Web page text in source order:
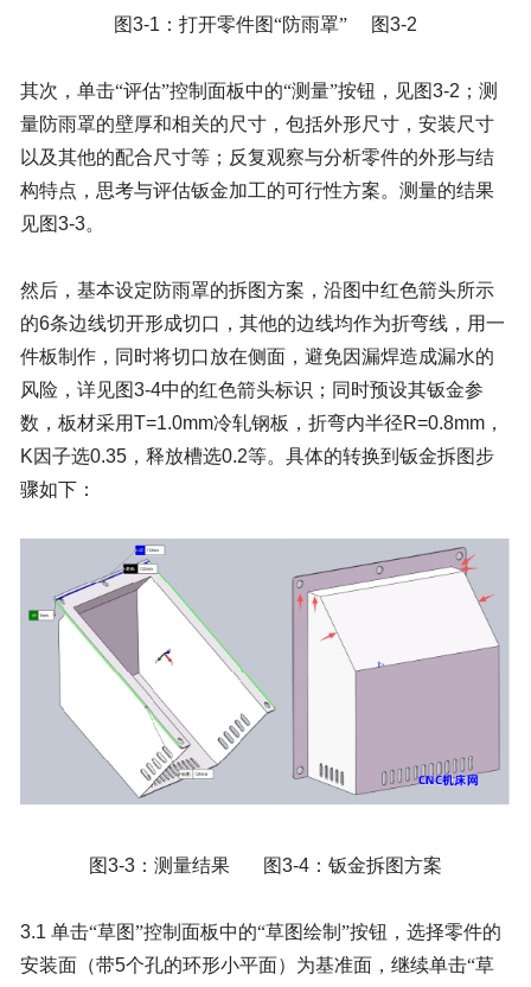
图3-1 ：打开零件图“防雨罩” 图3-2
其次，单击“评估”控制面板中的“测量”按钮，见图3-2 ；测
量防雨罩的壁厚和相关的尺寸，包括外形尺寸，安装尺寸
以及其他的配合尺寸等；反复观察与分析零件的外形与结
构特点，思考与评估钣金加工的可行性方案。测量的结果
见图3-3。
然后，基本设定防雨罩的拆图方案，沿图中红色箭头所示
的6条边线切开形成切口，其他的边线均作为折弯线，用一
件板制作，同时将切口放在侧面，避免因漏焊造成漏水的
风险，详见图3-4中的红色箭头标识；同时预设其钣金参
数，板材采用T=1.0mm冷轧钢板，折弯内半径R=0.8mm，
K因子选0.35，释放槽选0.2等。具体的转换到钣金拆图步
骤如下：
图3-3 ：测量结果 图3-4 ：钣金拆图方案
3.1 单击“草图”控制面板中的“草图绘制”按钮，选择零件的
安装面（带5个孔的环形小平面）为基准面，继续单击“草